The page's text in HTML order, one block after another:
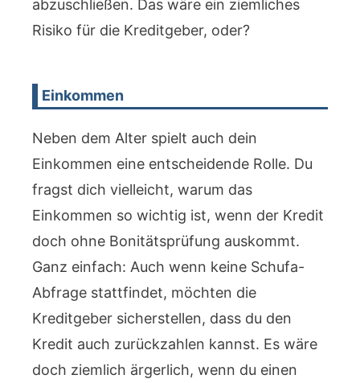
abzuschließen. Das wäre ein ziemliches
Risiko für die Kreditgeber, oder?
Einkommen
Neben dem Alter spielt auch dein
Einkommen eine entscheidende Rolle. Du
fragst dich vielleicht, warum das
Einkommen so wichtig ist, wenn der Kredit
doch ohne Bonitätsprüfung auskommt.
Ganz einfach: Auch wenn keine Schufa-
Abfrage stattfindet, möchten die
Kreditgeber sicherstellen, dass du den
Kredit auch zurückzahlen kannst. Es wäre
doch ziemlich ärgerlich, wenn du einen